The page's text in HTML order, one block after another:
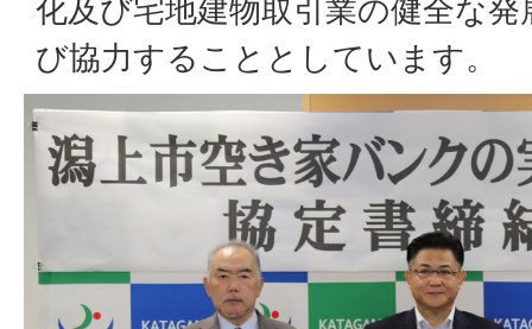
化及び宅地建物取引業の健全な
び協力することとしています。